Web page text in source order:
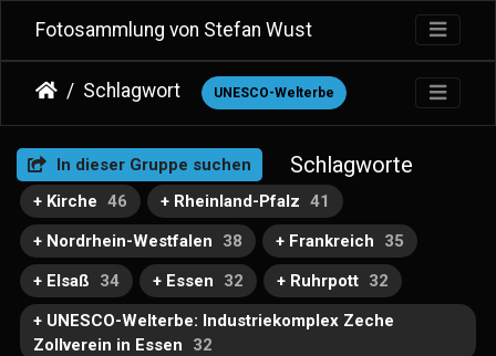
Fotosammlung von Stefan Wust
Schlagwort UNESCO-Welterbe
In dieser Gruppe suchen Schlagworte
+ Kirche 46 + Rheinland-Pfalz 41
+ Nordrhein-Westfalen
38 + Frankreich
35
+ Elsaß
34 + Essen 32 + Ruhrpott 32
+ UNESCO-Welterbe: Industriekomplex Zeche
Zollverein in Essen
32